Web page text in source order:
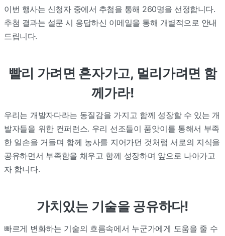
이번 행사는 신청자 중에서 추첨을 통해 260명을 선정합니다.
추첨 결과는 설문 시 응답하신 이메일을 통해 개별적으로 안내
드립니다.
빨리 가려면 혼자가고, 멀리가려면 함
께가라!
우리는 개발자다라는 동질감을 가지고 함께 성장할 수 있는 개
발자들을 위한 컨퍼런스. 우리 선조들이 품앗이를 통해서 부족
한 일손을 거들며 함께 농사를 지어가던 것처럼 서로의 지식을
공유하면서 부족함을 채우고 함께 성장하며 앞으로 나아가고
자 합니다.
가치있는 기술을 공유하다!
빠르게 변화하는 기술의 흐름속에서 누군가에게 도움을 줄 수